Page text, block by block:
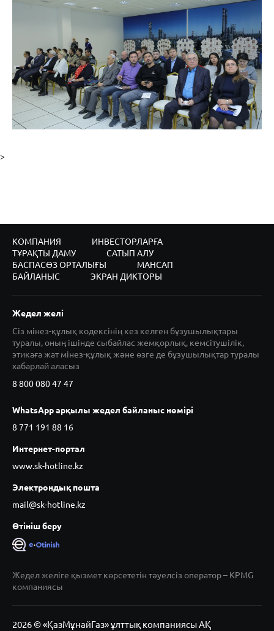
>
КОМПАНИЯ
ИНВЕСТОРЛАРҒА
ТҰРАҚТЫ ДАМУ
САТЫП АЛУ
БАСПАСӨЗ ОРТАЛЫҒЫ
МАНСАП
БАЙЛАНЫС
ЭКРАН ДИКТОРЫ
Жедел желі
Сіз мінез-құлық кодексінің кез келген бұзушылықтары
туралы, оның ішінде сыбайлас жемқорлық, кемсітушілік,
этикаға жат мінез-құлық және өзге де бұзушылықтар туралы
хабарлай аласыз
8 800 080 47 47
WhatsApp арқылы жедел байланыс нөмірі
8 771 191 88 16
Интернет-портал
www.sk-hotline.kz
Электрондық пошта
mail@sk-hotline.kz
Өтініш беру
Жедел желіге қызмет көрсететін тәуелсіз оператор – KPMG
компаниясы
2026 © «ҚазМұнайГаз» ұлттық компаниясы АҚ